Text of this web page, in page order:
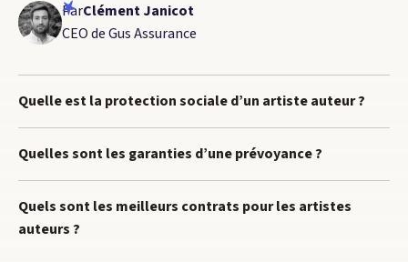
ParClément Janicot
CEO de Gus Assurance
Quelle est la protection sociale d’un artiste auteur ?
Quelles sont les garanties d’une prévoyance ?
Quels sont les meilleurs contrats pour les artistes
auteurs ?